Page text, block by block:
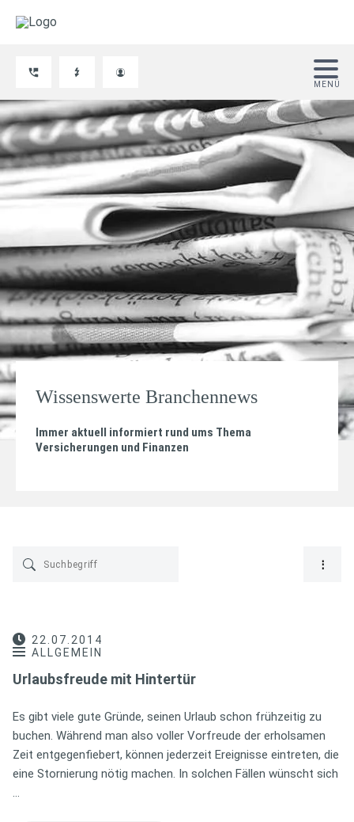
Wissenswerte Branchennews
Immer aktuell informiert rund ums Thema
Versicherungen und Finanzen
22.07.2014
ALLGEMEIN
Urlaubsfreude mit Hintertür
Es gibt viele gute Gründe, seinen Urlaub schon frühzeitig zu
buchen. Während man also voller Vorfreude der erholsamen
Zeit entgegenfiebert, können jederzeit Ereignisse eintreten, die
eine Stornierung nötig machen. In solchen Fällen wünscht sich
…